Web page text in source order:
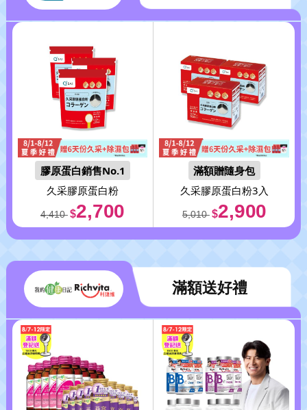
膠原蛋白銷售No.1
久采膠原蛋白粉
4,410 $2,700
滿額贈隨身包
久采膠原蛋白粉3入
5,010 $2,900
滿額送好禮